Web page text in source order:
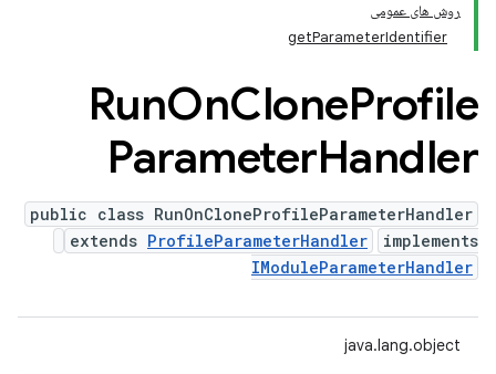
روش های عمومی
getParameterIdentifier
RunOnCloneProfile
ParameterHandler
public class RunOnCloneProfileParameterHandler
extends ProfileParameterHandler
implements
IModuleParameterHandler
java.lang.object